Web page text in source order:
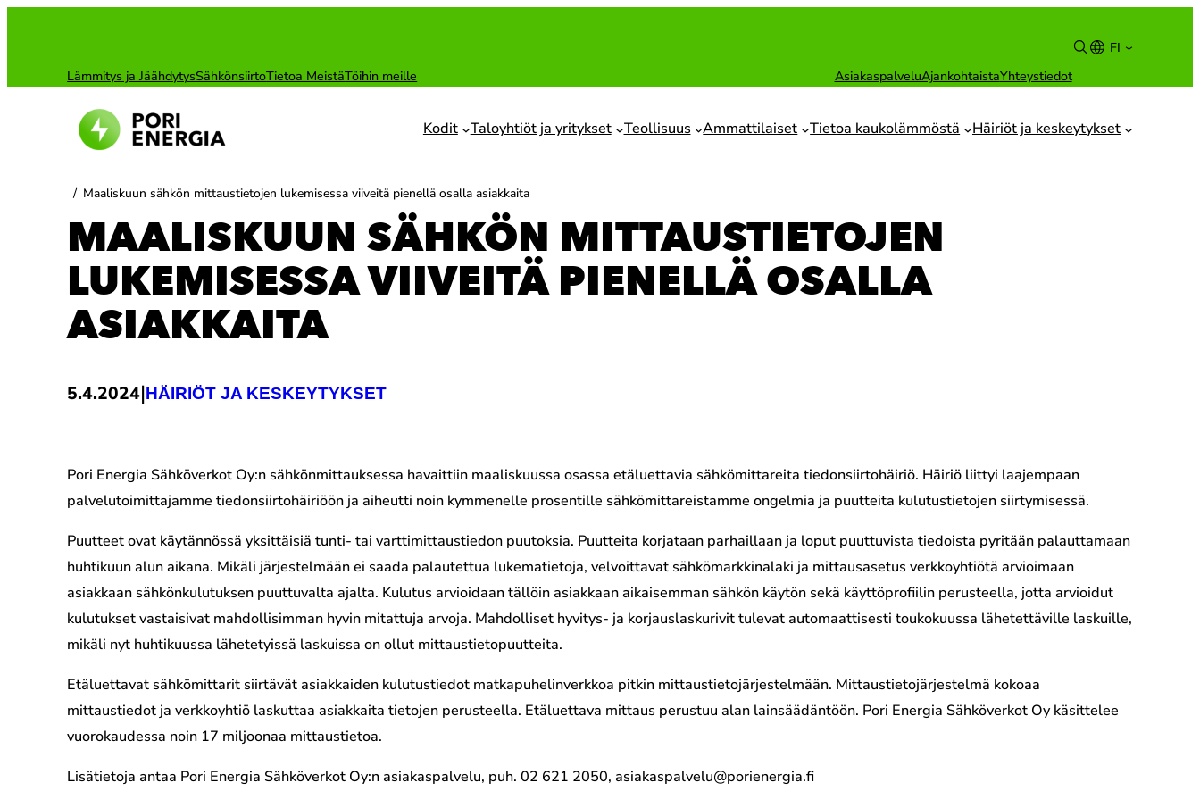
Lämmitys ja JäähdytysSähkönsiirtoTietoa MeistäTöihin meille AsiakaspalveluAjankohtaistaYhteystiedot
FI
Suomi
Kodit Taloyhtiöt ja yritykset Teollisuus Ammattilaiset Tietoa kaukolämmöstä Häiriöt ja keskeytykset
/ Maaliskuun sähkön mittaustietojen lukemisessa viiveitä pienellä osalla asiakkaita
MAALISKUUN SÄHKÖN MITTAUSTIETOJEN
LUKEMISESSA VIIVEITÄ PIENELLÄ OSALLA
ASIAKKAITA
5.4.2024|HÄIRIÖT JA KESKEYTYKSET
Pori Energia Sähköverkot Oy:n sähkönmittauksessa havaittiin maaliskuussa osassa etäluettavia sähkömittareita tiedonsiirtohäiriö. Häiriö liittyi laajempaan
palvelutoimittajamme tiedonsiirtohäiriöön ja aiheutti noin kymmenelle prosentille sähkömittareistamme ongelmia ja puutteita kulutustietojen siirtymisessä.
Puutteet ovat käytännössä yksittäisiä tunti- tai varttimittaustiedon puutoksia. Puutteita korjataan parhaillaan ja loput puuttuvista tiedoista pyritään palauttamaan
huhtikuun alun aikana. Mikäli järjestelmään ei saada palautettua lukematietoja, velvoittavat sähkömarkkinalaki ja mittausasetus verkkoyhtiötä arvioimaan
asiakkaan sähkönkulutuksen puuttuvalta ajalta. Kulutus arvioidaan tällöin asiakkaan aikaisemman sähkön käytön sekä käyttöprofiilin perusteella, jotta arvioidut
kulutukset vastaisivat mahdollisimman hyvin mitattuja arvoja. Mahdolliset hyvitys- ja korjauslaskurivit tulevat automaattisesti toukokuussa lähetettäville laskuille,
mikäli nyt huhtikuussa lähetetyissä laskuissa on ollut mittaustietopuutteita.
Etäluettavat sähkömittarit siirtävät asiakkaiden kulutustiedot matkapuhelinverkkoa pitkin mittaustietojärjestelmään. Mittaustietojärjestelmä kokoaa
mittaustiedot ja verkkoyhtiö laskuttaa asiakkaita tietojen perusteella. Etäluettava mittaus perustuu alan lainsäädäntöön. Pori Energia Sähköverkot Oy käsittelee
vuorokaudessa noin 17 miljoonaa mittaustietoa.
Lisätietoja antaa Pori Energia Sähköverkot Oy:n asiakaspalvelu, puh. 02 621 2050, asiakaspalvelu@porienergia.fi